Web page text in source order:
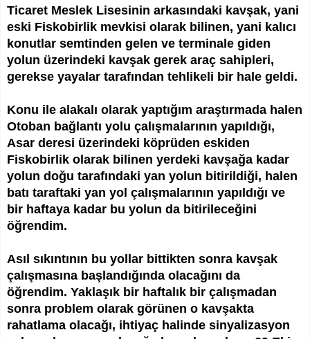
Ticaret Meslek Lisesinin arkasındaki kavşak, yani
eski Fiskobirlik mevkisi olarak bilinen, yani kalıcı
konutlar semtinden gelen ve terminale giden
yolun üzerindeki kavşak gerek araç sahipleri,
gerekse yayalar tarafından tehlikeli bir hale geldi.
Konu ile alakalı olarak yaptığım araştırmada halen
Otoban bağlantı yolu çalışmalarının yapıldığı,
Asar deresi üzerindeki köprüden eskiden
Fiskobirlik olarak bilinen yerdeki kavşağa kadar
yolun doğu tarafındaki yan yolun bitirildiği, halen
batı taraftaki yan yol çalışmalarının yapıldığı ve
bir haftaya kadar bu yolun da bitirileceğini
öğrendim.
Asıl sıkıntının bu yollar bittikten sonra kavşak
çalışmasına başlandığında olacağını da
öğrendim. Yaklaşık bir haftalık bir çalışmadan
sonra problem olarak görünen o kavşakta
rahatlama olacağı, ihtiyaç halinde sinyalizasyon